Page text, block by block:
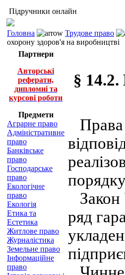
Підручники онлайн
Головна Трудове право
охорону здоров'я на виробництві
Партнери
Авторські
реферати,
дипломні та
курсові роботи
Предмети
Аграрне право
Адміністративне
право
Банківське
право
Господарське
право
Екологічне
право
Екологія
Етика та
Естетика
Житлове право
Журналістика
Земельне право
Інформаційне
право
§ 14.2.
Права
Закон
ряд